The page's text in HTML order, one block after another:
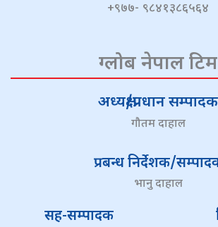
+९७७- ९८४१३८६५६४
ग्लोब नेपाल टिम
अध्यक्ष/प्रधान सम्पादक
गौतम दाहाल
प्रबन्ध निर्देशक/
भानु दाहाल
सह-सम्पादक